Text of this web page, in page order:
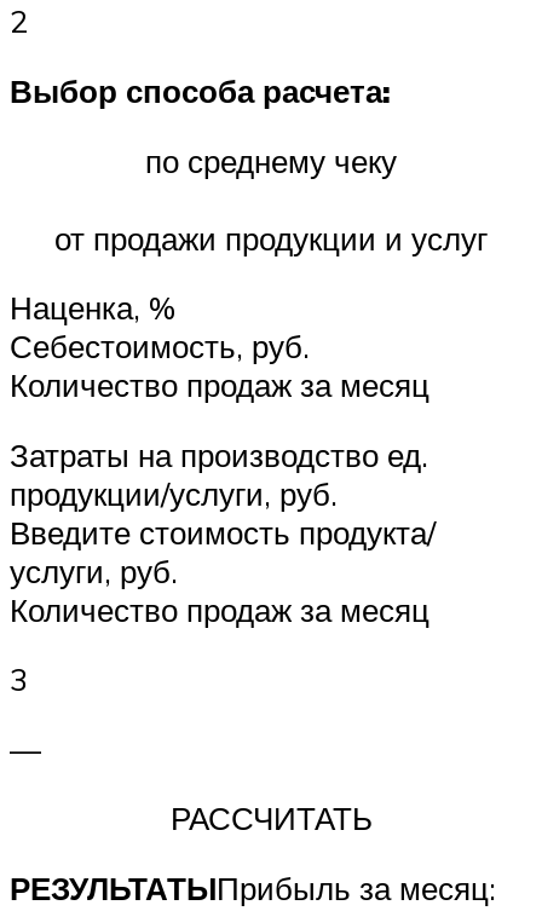
2
Выбор способа расчета:
по среднему чеку
от продажи продукции и услуг
Наценка, %
Себестоимость, руб.
Количество продаж за месяц
Затраты на производство ед.
продукции/услуги, руб.
Введите стоимость продукта/
услуги, руб.
Количество продаж за месяц
3
—
РАССЧИТАТЬ
РЕЗУЛЬТАТЫПрибыль за месяц: